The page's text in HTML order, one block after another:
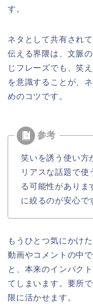
す。
ネタとして共有され
伝える界隈は、文脈
じフレーズでも、笑
を意識することが、
めのコツです。
笑いを誘う使い方
リアスな話題で使
る可能性がありま
に絞るのが安心で
もうひとつ気にかけ
動画やコメントの中
と、本来のインパク
てしまいます。要所
限に活かせます。